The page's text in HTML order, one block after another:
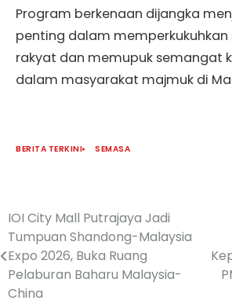
Program berkenaan dijangka
penting dalam
rakyat dan memupuk semangat
dalam masyarakat majmuk di
BERITA TERKINI SEMASA
IOI City Mall Putrajaya Jadi
Tumpuan Shandong-Malaysia
Expo 2026, Buka Ruang
Pelaburan Baharu Malaysia-
China